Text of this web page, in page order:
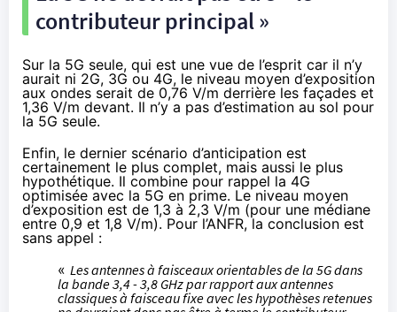
contributeur principal »
Sur la 5G seule, qui est une vue de l’esprit car il n’y
aurait ni 2G, 3G ou 4G, le niveau moyen d’exposition
aux ondes serait de 0,76 V/m derrière les façades et
1,36 V/m devant. Il n’y a pas d’estimation au sol pour
la 5G seule.
Enfin, le dernier scénario d’anticipation est
certainement le plus complet, mais aussi le plus
hypothétique. Il combine pour rappel la 4G
optimisée avec la 5G en prime. Le niveau moyen
d’exposition est de 1,3 à 2,3 V/m (pour une médiane
entre 0,9 et 1,8 V/m). Pour l’ANFR, la conclusion est
sans appel :
« Les antennes à faisceaux orientables de la 5G dans
la bande 3,4 - 3,8 GHz par rapport aux antennes
classiques à faisceau fixe avec les hypothèses retenues